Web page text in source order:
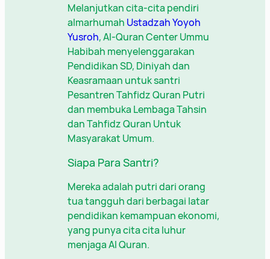
Melanjutkan cita-cita pendiri
almarhumah Ustadzah Yoyoh
Yusroh, Al-Quran Center Ummu
Habibah menyelenggarakan
Pendidikan SD, Diniyah dan
Keasramaan untuk santri
Pesantren Tahfidz Quran Putri
dan membuka Lembaga Tahsin
dan Tahfidz Quran Untuk
Masyarakat Umum.
Siapa Para Santri?
Mereka adalah putri dari orang
tua tangguh dari berbagai latar
pendidikan kemampuan ekonomi,
yang punya cita cita luhur
menjaga Al Quran.